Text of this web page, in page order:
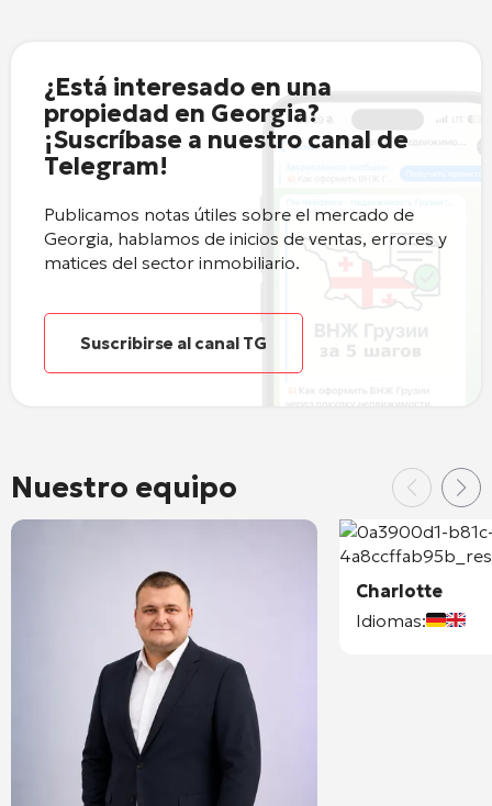
¿Está interesado en una
propiedad en Georgia?
¡Suscríbase a nuestro canal de
Telegram!
Publicamos notas útiles sobre el mercado de
Georgia, hablamos de inicios de ventas, errores y
matices del sector inmobiliario.
Suscribirse al canal TG
Nuestro equipo
Charlotte
Idiomas: